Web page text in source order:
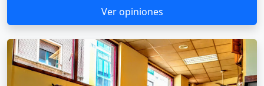
Ver opiniones